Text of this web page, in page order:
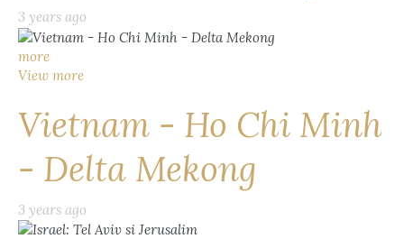
3 years ago
more
View more
Vietnam - Ho Chi Minh
- Delta Mekong
3 years ago